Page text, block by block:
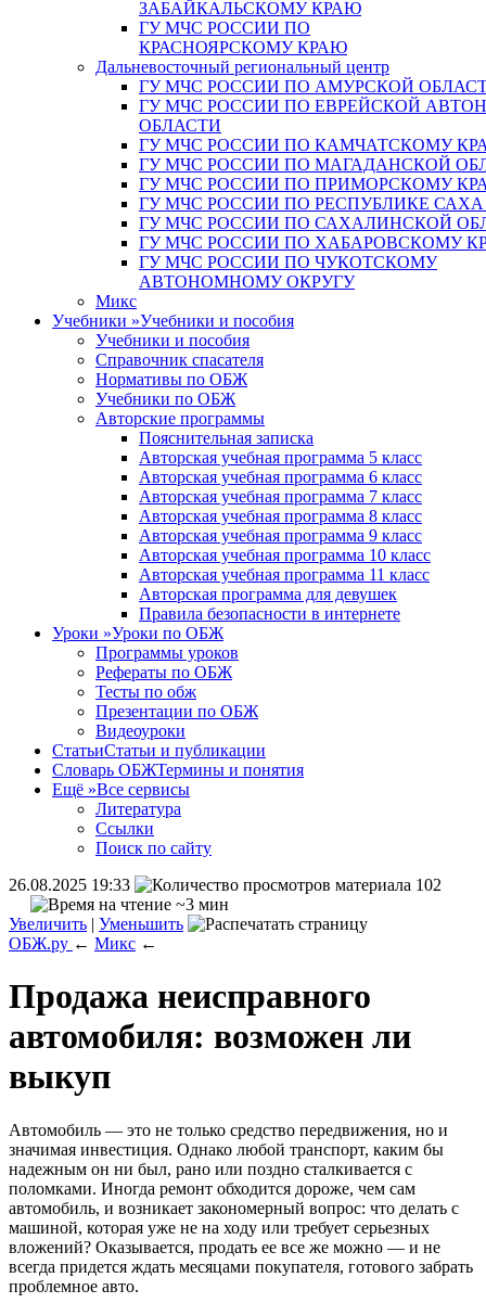
ЗАБАЙКАЛЬСКОМУ КРАЮ
ГУ МЧС РОССИИ ПО
КРАСНОЯРСКОМУ КРАЮ
Дальневосточный региональный центр
ГУ МЧС РОССИИ ПО АМУРСКОЙ
ГУ МЧС РОССИИ ПО ЕВРЕЙСКОЙ
ОБЛАСТИ
ГУ МЧС РОССИИ ПО КАМЧАТСКОМУ
ГУ МЧС РОССИИ ПО МАГАДАНСКОЙ
ГУ МЧС РОССИИ ПО ПРИМОРСКОМУ
ГУ МЧС РОССИИ ПО РЕСПУБЛИКЕ
ГУ МЧС РОССИИ ПО САХАЛИНСКОЙ
ГУ МЧС РОССИИ ПО ХАБАРОВСКОМУ
ГУ МЧС РОССИИ ПО ЧУКОТСКОМУ
АВТОНОМНОМУ ОКРУГУ
Микс
Учебники »Учебники и пособия
Учебники и пособия
Справочник спасателя
Нормативы по ОБЖ
Учебники по ОБЖ
Авторские программы
Пояснительная записка
Авторская учебная программа 5 класс
Авторская учебная программа 6 класс
Авторская учебная программа 7 класс
Авторская учебная программа 8 класс
Авторская учебная программа 9 класс
Авторская учебная программа 10 класс
Авторская учебная программа 11 класс
Авторская программа для девушек
Правила безопасности в интернете
Уроки »Уроки по ОБЖ
Программы уроков
Рефераты по ОБЖ
Тесты по обж
Презентации по ОБЖ
Видеоуроки
СтатьиСтатьи и публикации
Словарь ОБЖТермины и понятия
Ещё »Все сервисы
Литература
Ссылки
Поиск по сайту
26.08.2025 19:33
102
~3 мин
Увеличить | Уменьшить
ОБЖ.ру ← Микс ←
Продажа неисправного
автомобиля: возможен ли
выкуп
Автомобиль — это не только средство передвижения, но и
значимая инвестиция. Однако любой транспорт, каким бы
надежным он ни был, рано или поздно сталкивается с
поломками. Иногда ремонт обходится дороже, чем сам
автомобиль, и возникает закономерный вопрос: что делать с
машиной, которая уже не на ходу или требует серьезных
вложений? Оказывается, продать ее все же можно — и не
всегда придется ждать месяцами покупателя, готового забрать
проблемное авто.